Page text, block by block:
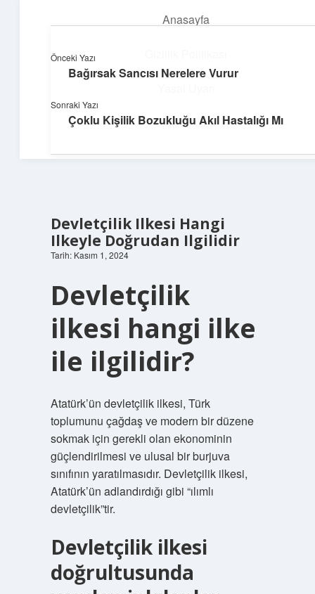
Anasayfa
Hakkımızda
Hafif Fikir Esintisi
Hayatına neşe katan kısa hikayeler!
Devletçilik Ilkesi Hangi
Ilkeyle Doğrudan Ilgilidir
Tarih: Kasım 1, 2024
Devletçilik
ilkesi hangi ilke
ile ilgilidir?
Atatürk’ün devletçilik ilkesi, Türk
toplumunu çağdaş ve modern bir düzene
sokmak için gerekli olan ekonominin
güçlendirilmesi ve ulusal bir burjuva
sınıfının yaratılmasıdır. Devletçilik ilkesi,
Atatürk’ün adlandırdığı gibi “ılımlı
devletçilik”tir.
Devletçilik ilkesi
doğrultusunda
Önceki Yazı
Bağırsak Sancısı Nerelere Vurur
Sonraki Yazı
Çoklu Kişilik Bozukluğu Akıl Hastalığı Mı